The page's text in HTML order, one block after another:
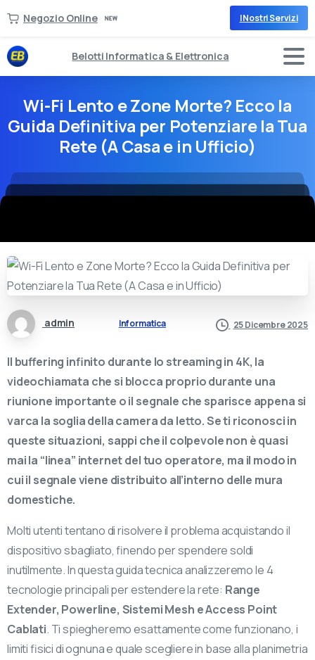
Negozio Online I Nostri Servizi
Belotti Informatica & Elettronica
Wi-Fi Lento e Zone Morte? Ecco la
Guida Definitiva per Potenziare la Tua
Rete (A Casa e in Ufficio)
admin Informatica 25 Dicembre 2025
Il buffering infinito durante lo streaming in 4K, la
videochiamata che si blocca proprio durante una
riunione importante o il segnale che sparisce appena si
varca la soglia della camera da letto. Se ti riconosci in
queste situazioni, sappi che il colpevole non è quasi
mai la “linea” internet del tuo operatore, ma il modo in
cui il segnale viene distribuito all’interno delle mura
domestiche.
Molti utenti tentano di risolvere il problema acquistando il
dispositivo sbagliato, finendo per spendere soldi
inutilmente. In questa guida tecnica analizzeremo le 4
tecnologie principali per estendere la rete: Range
Extender, Powerline, Sistemi Mesh e Access Point
Cablati. Ti spiegheremo esattamente come funzionano, i
limiti fisici di ognuna e quale scegliere in base alla planimetria